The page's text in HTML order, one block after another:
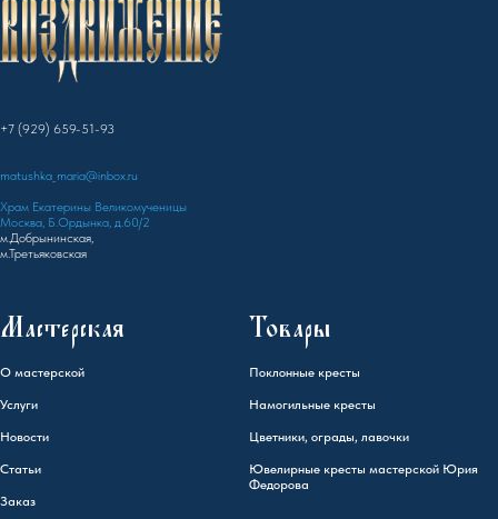
+7 (929) 659-51-93
matushka_maria@inbox.ru
Храм Екатерины Великомученицы
Москва, Б.Ордынка, д.60/2
м.Добрынинская,
м.Третьяковская
Мастерская
О мастерской
Услуги
Новости
Статьи
Заказ
Товары
Поклонные кресты
Намогильные кресты
Цветники, ограды, лавочки
Ювелирные кресты мастерской Юрия
Федорова